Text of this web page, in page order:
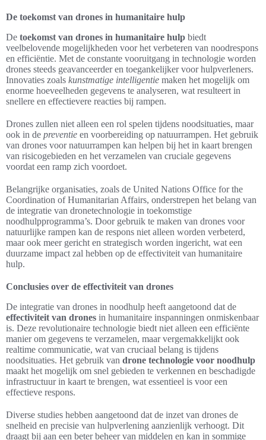
De toekomst van drones in humanitaire hulp
De toekomst van drones in humanitaire hulp biedt
veelbelovende mogelijkheden voor het verbeteren van noodrespons
en efficiëntie. Met de constante vooruitgang in technologie worden
drones steeds geavanceerder en toegankelijker voor hulpverleners.
Innovaties zoals kunstmatige intelligentie maken het mogelijk om
enorme hoeveelheden gegevens te analyseren, wat resulteert in
snellere en effectievere reacties bij rampen.
Drones zullen niet alleen een rol spelen tijdens noodsituaties, maar
ook in de preventie en voorbereiding op natuurrampen. Het gebruik
van drones voor natuurrampen kan helpen bij het in kaart brengen
van risicogebieden en het verzamelen van cruciale gegevens
voordat een ramp zich voordoet.
Belangrijke organisaties, zoals de United Nations Office for the
Coordination of Humanitarian Affairs, onderstrepen het belang van
de integratie van dronetechnologie in toekomstige
noodhulpprogramma’s. Door gebruik te maken van drones voor
natuurlijke rampen kan de respons niet alleen worden verbeterd,
maar ook meer gericht en strategisch worden ingericht, wat een
duurzame impact zal hebben op de effectiviteit van humanitaire
hulp.
Conclusies over de effectiviteit van drones
De integratie van drones in noodhulp heeft aangetoond dat de
effectiviteit van drones in humanitaire inspanningen onmiskenbaar
is. Deze revolutionaire technologie biedt niet alleen een efficiënte
manier om gegevens te verzamelen, maar vergemakkelijkt ook
realtime communicatie, wat van cruciaal belang is tijdens
noodsituaties. Het gebruik van drone technologie voor noodhulp
maakt het mogelijk om snel gebieden te verkennen en beschadigde
infrastructuur in kaart te brengen, wat essentieel is voor een
effectieve respons.
Diverse studies hebben aangetoond dat de inzet van drones de
snelheid en precisie van hulpverlening aanzienlijk verhoogt. Dit
draagt bij aan een beter beheer van middelen en kan in sommige